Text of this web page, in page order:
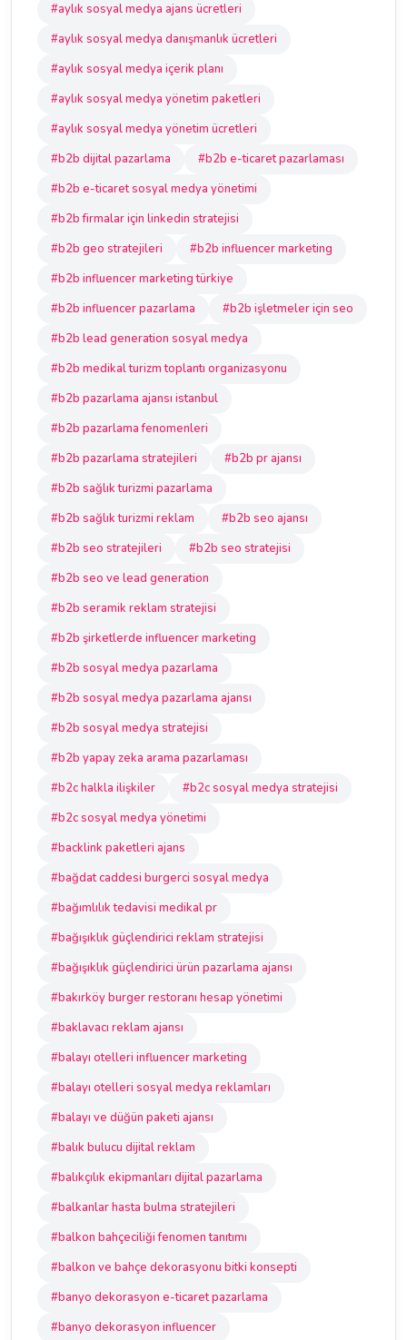
#aylık sosyal medya ajans ücretleri
#aylık sosyal medya danışmanlık ücretleri
#aylık sosyal medya içerik planı
#aylık sosyal medya yönetim paketleri
#aylık sosyal medya yönetim ücretleri
#b2b dijital pazarlama
#b2b e-ticaret pazarlaması
#b2b e-ticaret sosyal medya yönetimi
#b2b firmalar için linkedin stratejisi
#b2b geo stratejileri
#b2b influencer marketing
#b2b influencer marketing türkiye
#b2b influencer pazarlama
#b2b işletmeler için seo
#b2b lead generation sosyal medya
#b2b medikal turizm toplantı organizasyonu
#b2b pazarlama ajansı istanbul
#b2b pazarlama fenomenleri
#b2b pazarlama stratejileri
#b2b pr ajansı
#b2b sağlık turizmi pazarlama
#b2b sağlık turizmi reklam
#b2b seo ajansı
#b2b seo stratejileri
#b2b seo stratejisi
#b2b seo ve lead generation
#b2b seramik reklam stratejisi
#b2b şirketlerde influencer marketing
#b2b sosyal medya pazarlama
#b2b sosyal medya pazarlama ajansı
#b2b sosyal medya stratejisi
#b2b yapay zeka arama pazarlaması
#b2c halkla ilişkiler
#b2c sosyal medya stratejisi
#b2c sosyal medya yönetimi
#backlink paketleri ajans
#bağdat caddesi burgerci sosyal medya
#bağımlılık tedavisi medikal pr
#bağışıklık güçlendirici reklam stratejisi
#bağışıklık güçlendirici ürün pazarlama ajansı
#bakırköy burger restoranı hesap yönetimi
#baklavacı reklam ajansı
#balayı otelleri influencer marketing
#balayı otelleri sosyal medya reklamları
#balayı ve düğün paketi ajansı
#balık bulucu dijital reklam
#balıkçılık ekipmanları dijital pazarlama
#balkanlar hasta bulma stratejileri
#balkon bahçeciliği fenomen tanıtımı
#balkon ve bahçe dekorasyonu bitki konsepti
#banyo dekorasyon e-ticaret pazarlama
#banyo dekorasyon influencer